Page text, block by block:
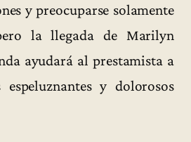
y preocuparse solamente
la llegada de Marilyn
ayudará al prestamista a
y dolorosos